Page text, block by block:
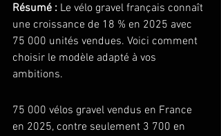
Résumé : Le vélo gravel français connaît
une croissance de 18 % en 2025 avec
75 000 unités vendues. Voici comment
choisir le modèle adapté à vos
ambitions.
75 000 vélos gravel vendus en France
en 2025, contre seulement 3 700 en